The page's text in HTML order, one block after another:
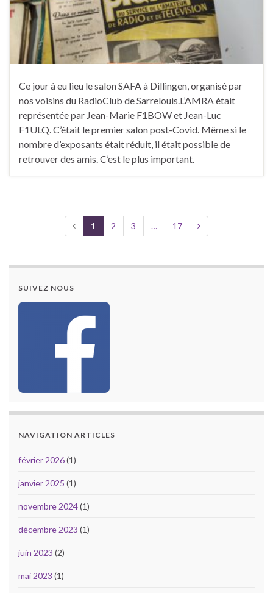
Ce jour à eu lieu le salon SAFA à Dillingen, organisé par
nos voisins du RadioClub de Sarrelouis.L’AMRA était
représentée par Jean-Marie F1BOW et Jean-Luc
F1ULQ. C’était le premier salon post-Covid. Même si le
nombre d’exposants était réduit, il était possible de
retrouver des amis. C’est le plus important.
1 2 3 … 17
SUIVEZ NOUS
NAVIGATION ARTICLES
février 2026(1)
janvier 2025 (1)
novembre 2024(1)
décembre 2023 (1)
juin 2023 (2)
mai 2023 (1)